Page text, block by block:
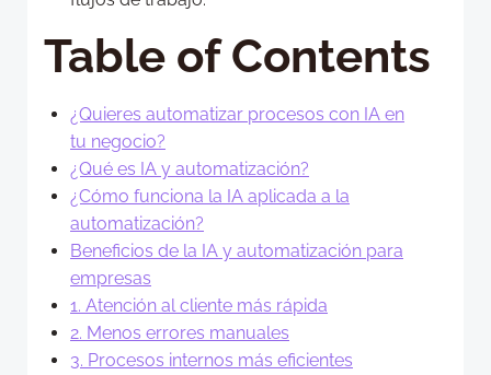
Table of Contents
¿Quieres automatizar procesos con IA en
tu negocio?
¿Qué es IA y automatización?
¿Cómo funciona la IA aplicada a la
automatización?
Beneficios de la IA y automatización para
empresas
1. Atención al cliente más rápida
2. Menos errores manuales
3. Procesos internos más eficientes